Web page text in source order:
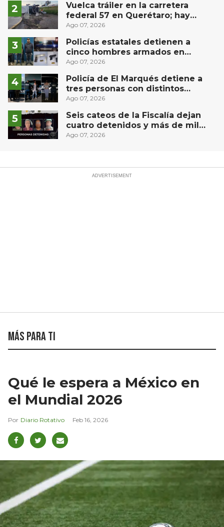
Vuelca tráiler en la carretera
federal 57 en Querétaro; hay
derrame de combustible
Ago 07, 2026
Policías estatales detienen a
cinco hombres armados en
Puebla capital
Ago 07, 2026
Policía de El Marqués detiene a
tres personas con distintos
narcóticos
Ago 07, 2026
Seis cateos de la Fiscalía dejan
cuatro detenidos y más de mil
dosis aseguradas en Querétaro
Ago 07, 2026
Más para ti
Qué le espera a México en
el Mundial 2026
Diario Rotativo Feb 16, 2026